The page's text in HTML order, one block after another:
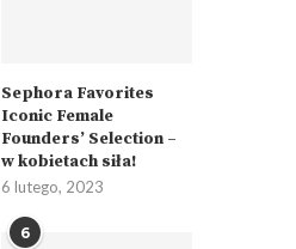
Sephora Favorites
Iconic Female
Founders’ Selection –
w kobietach siła!
6 lutego, 2023
6